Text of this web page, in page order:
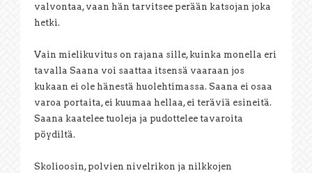
valvontaa, vaan hän tarvitsee perään katsojan joka
hetki.
Vain mielikuvitus on rajana sille, kuinka monella eri
tavalla Saana voi saattaa itsensä vaaraan jos
kukaan ei ole hänestä huolehtimassa. Saana ei osaa
varoa portaita, ei kuumaa hellaa, ei teräviä esineitä.
Saana kaatelee tuoleja ja pudottelee tavaroita
pöydiltä.
Skolioosin, polvien nivelrikon ja nilkkojen